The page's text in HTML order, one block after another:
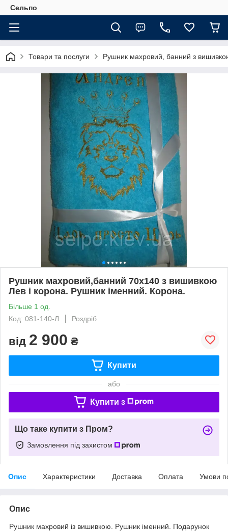
Сельпо
Товари та послуги Рушник махровий, банний з
Рушник махровий,банний 70x140 з вишивкою
Лев і корона. Рушник іменний. Корона.
Більше 1 од.
Код: 081-140-Л
Роздріб
від 2 900 ₴
Купити
або
Купити з
Що таке купити з Пром?
Замовлення під захистом
Опис Характеристики Доставка Оплата Умови
Опис
Рушник махровий із вишивкою. Рушник іменний. Подарунок